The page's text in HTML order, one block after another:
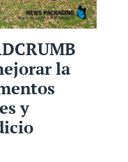
la
y